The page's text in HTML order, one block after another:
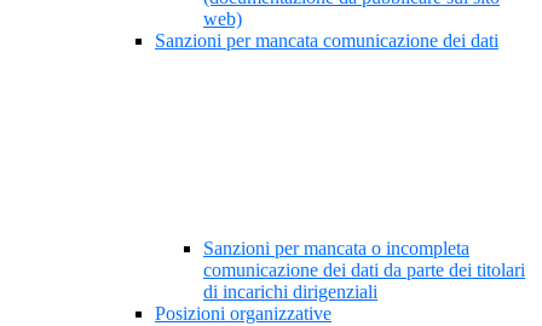
web)
Sanzioni per mancata comunicazione dei dati
Sanzioni per mancata o incompleta
comunicazione dei dati da parte dei titolari
di incarichi dirigenziali
Posizioni organizzative